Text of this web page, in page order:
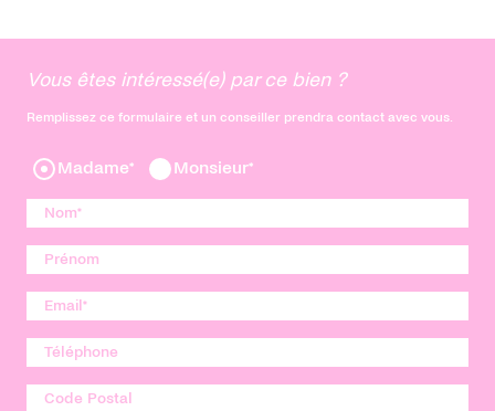
Vous êtes intéressé(e) par ce bien ?
Remplissez ce formulaire et un conseiller prendra contact avec vous.
Madame* Monsieur*